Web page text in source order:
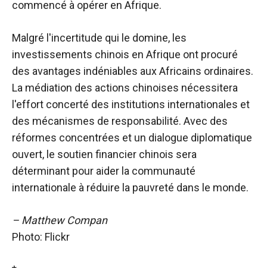
commencé à opérer en Afrique.
Malgré l'incertitude qui le domine, les
investissements chinois en Afrique ont procuré
des avantages indéniables aux Africains ordinaires.
La médiation des actions chinoises nécessitera
l'effort concerté des institutions internationales et
des mécanismes de responsabilité. Avec des
réformes concentrées et un dialogue diplomatique
ouvert, le soutien financier chinois sera
déterminant pour aider la communauté
internationale à réduire la pauvreté dans le monde.
– Matthew Compan
Photo: Flickr